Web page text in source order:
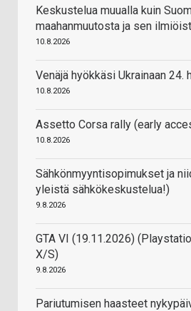
Keskustelua muualla kuin
maahanmuutosta ja sen
10.8.2026
Venäjä hyökkäsi Ukrainaan 24.
10.8.2026
Assetto Corsa rally (early
10.8.2026
Sähkönmyyntisopimukset ja
yleistä sähkökeskustelua!)
9.8.2026
GTA VI (19.11.2026)
X/S)
9.8.2026
Pariutumisen haasteet